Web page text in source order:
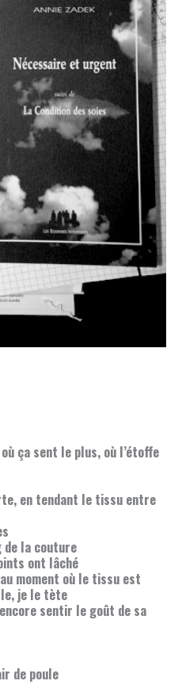
ça sent le plus, où l’étoffe
en tendant le tissu entre
de la couture
ont lâché
moment où le tissu est
je le tète
sentir le goût de sa
de poule